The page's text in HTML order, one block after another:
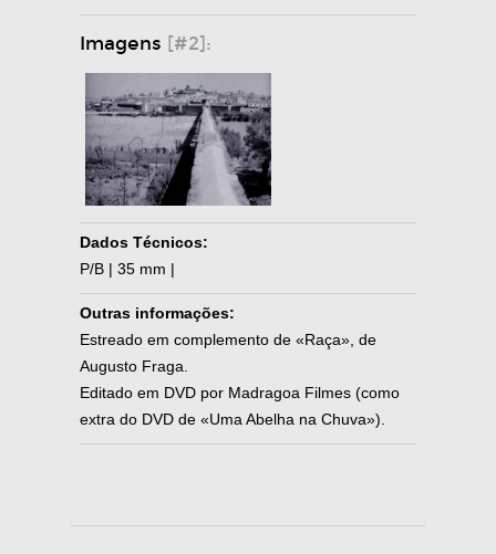
Imagens [#2]:
Dados Técnicos:
P/B | 35 mm |
Outras informações:
Estreado em complemento de «Raça», de
Augusto Fraga.
Editado em DVD por Madragoa Filmes (como
extra do DVD de «Uma Abelha na Chuva»).